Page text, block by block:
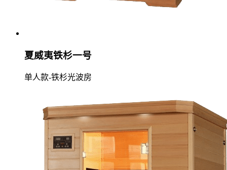
夏威夷铁杉一号
单人款-铁杉光波房